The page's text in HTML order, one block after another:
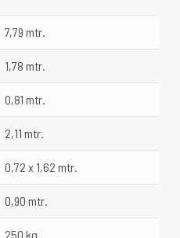
7,79 mtr.
1,78 mtr.
0,81 mtr.
2,11 mtr.
0,72 x 1,62 mtr.
0,90 mtr.
250 kg.